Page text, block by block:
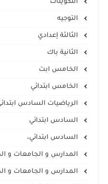
التكوينات
التوجيه
الثالثة إعدادي
الثانية باك
الخامس ابت
الخامس ابتدائي
الرياضيات السادس
السادس ابتدائي
السادس ابتدائي،
المدارس و الجامعات و
المدارس و الجامعات و